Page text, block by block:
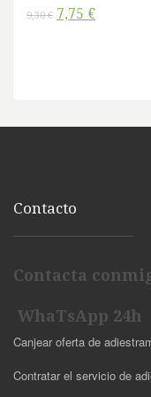
9,30 € 7,75 €
Contacto
Contacta
WhaTsApp 24h
Canjear oferta de
Contratar el servicio de